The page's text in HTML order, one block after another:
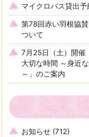
マイクロバス貸出
第78回赤い羽根協
ついて
7月25日（土）開
大切な時間 ～身近
～」のご案内
お知らせ (712)